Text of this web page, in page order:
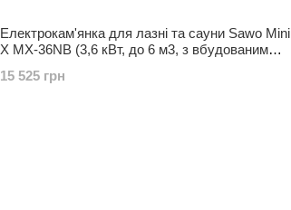
Електрокам'янка для лазні та сауни Sawo Mini
X MX-36NB (3,6 кВт, до 6 м3, з вбудованим
15 525 грн